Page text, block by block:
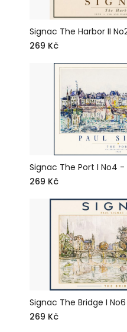
Signac The Harbor II
269 Kč
Signac The Port I No4 -
269 Kč
Signac The Bridge I
269 Kč